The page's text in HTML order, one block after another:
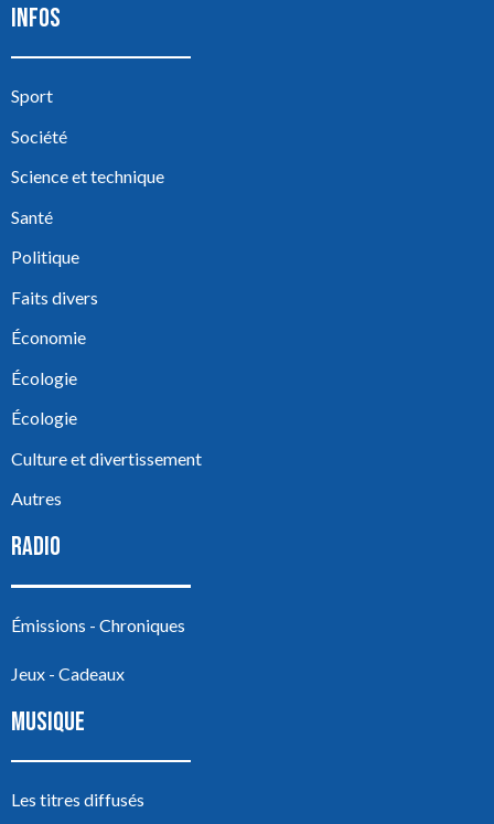
INFOS
Sport
Société
Science et technique
Santé
Politique
Faits divers
Économie
Écologie
Écologie
Culture et divertissement
Autres
RADIO
Émissions - Chroniques
Jeux - Cadeaux
MUSIQUE
Les titres diffusés